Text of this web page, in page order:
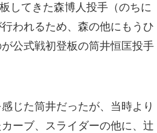
してきた森博人投手（のちに
われるため、森の他にもうひ
公式戦初登板の筒井恒匡投手
じた筒井だったが、当時より
ーブ、スライダーの他に、辻